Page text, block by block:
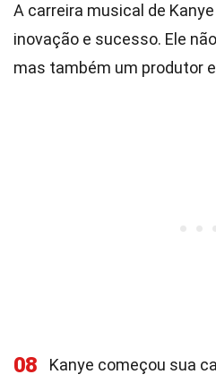
A carreira musical de
inovação e sucesso. Ele
mas também um produtor
08
Kanye começou sua